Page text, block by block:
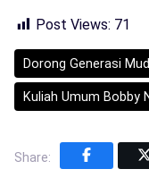
Post Views: 71
Dorong Generasi
Kuliah Umum Bobby
Share: